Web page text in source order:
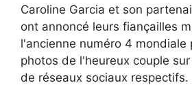
Caroline Garcia et son
ont annoncé leurs fiançailles
l'ancienne numéro 4 mondiale
photos de l'heureux couple
de réseaux sociaux respectifs.